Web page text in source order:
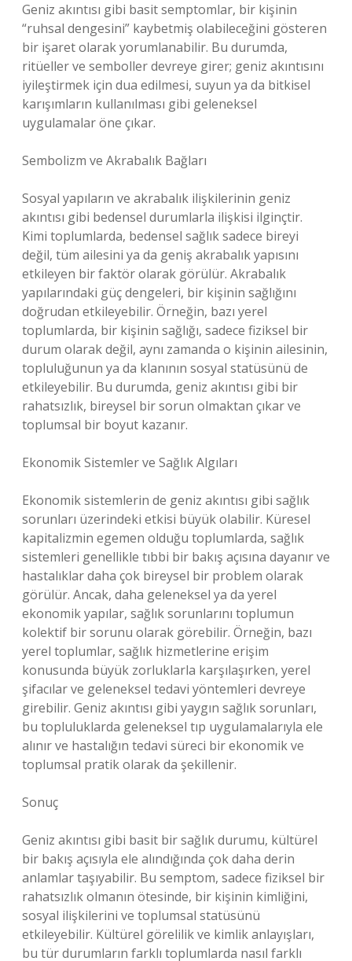
Geniz akıntısı gibi basit semptomlar, bir kişinin
“ruhsal dengesini” kaybetmiş olabileceğini gösteren
bir işaret olarak yorumlanabilir. Bu durumda,
ritüeller ve semboller devreye girer; geniz akıntısını
iyileştirmek için dua edilmesi, suyun ya da bitkisel
karışımların kullanılması gibi geleneksel
uygulamalar öne çıkar.
Sembolizm ve Akrabalık Bağları
Sosyal yapıların ve akrabalık ilişkilerinin geniz
akıntısı gibi bedensel durumlarla ilişkisi ilginçtir.
Kimi toplumlarda, bedensel sağlık sadece bireyi
değil, tüm ailesini ya da geniş akrabalık yapısını
etkileyen bir faktör olarak görülür. Akrabalık
yapılarındaki güç dengeleri, bir kişinin sağlığını
doğrudan etkileyebilir. Örneğin, bazı yerel
toplumlarda, bir kişinin sağlığı, sadece fiziksel bir
durum olarak değil, aynı zamanda o kişinin ailesinin,
topluluğunun ya da klanının sosyal statüsünü de
etkileyebilir. Bu durumda, geniz akıntısı gibi bir
rahatsızlık, bireysel bir sorun olmaktan çıkar ve
toplumsal bir boyut kazanır.
Ekonomik Sistemler ve Sağlık Algıları
Ekonomik sistemlerin de geniz akıntısı gibi sağlık
sorunları üzerindeki etkisi büyük olabilir. Küresel
kapitalizmin egemen olduğu toplumlarda, sağlık
sistemleri genellikle tıbbi bir bakış açısına dayanır ve
hastalıklar daha çok bireysel bir problem olarak
görülür. Ancak, daha geleneksel ya da yerel
ekonomik yapılar, sağlık sorunlarını toplumun
kolektif bir sorunu olarak görebilir. Örneğin, bazı
yerel toplumlar, sağlık hizmetlerine erişim
konusunda büyük zorluklarla karşılaşırken, yerel
şifacılar ve geleneksel tedavi yöntemleri devreye
girebilir. Geniz akıntısı gibi yaygın sağlık sorunları,
bu topluluklarda geleneksel tıp uygulamalarıyla ele
alınır ve hastalığın tedavi süreci bir ekonomik ve
toplumsal pratik olarak da şekillenir.
Sonuç
Geniz akıntısı gibi basit bir sağlık durumu, kültürel
bir bakış açısıyla ele alındığında çok daha derin
anlamlar taşıyabilir. Bu semptom, sadece fiziksel bir
rahatsızlık olmanın ötesinde, bir kişinin kimliğini,
sosyal ilişkilerini ve toplumsal statüsünü
etkileyebilir. Kültürel görelilik ve kimlik anlayışları,
bu tür durumların farklı toplumlarda nasıl farklı